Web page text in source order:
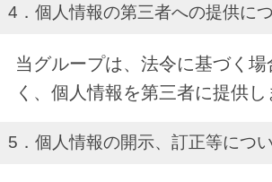
4．個人情報の第三者への提供に
当グループは、法令に基づく
く、個人情報を第三者に提供し
5．個人情報の開示、訂正等につ